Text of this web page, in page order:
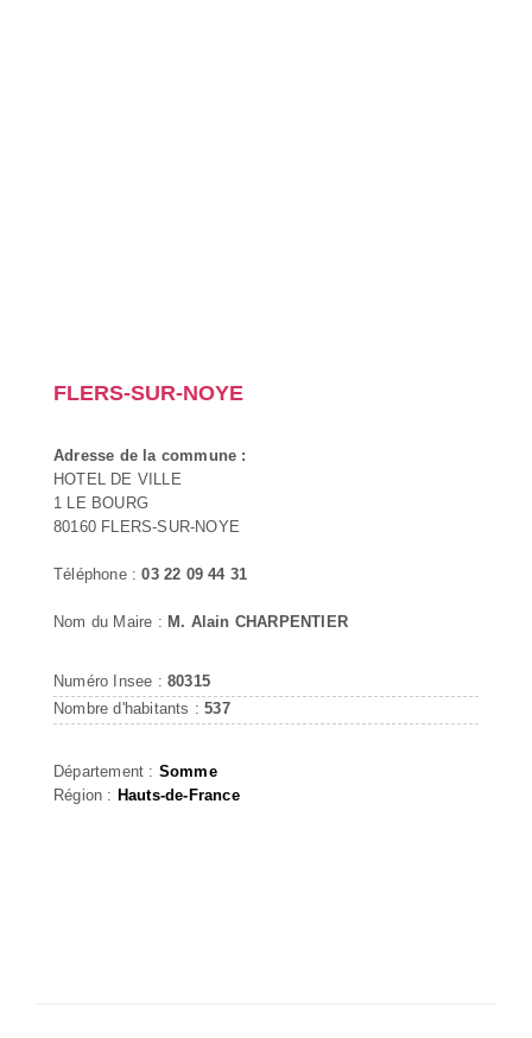
FLERS-SUR-NOYE
Adresse de la commune :
HOTEL DE VILLE
1 LE BOURG
80160 FLERS-SUR-NOYE
Téléphone :03 22 09 44 31
Nom du Maire : M. Alain CHARPENTIER
Numéro Insee : 80315
Nombre d'habitants :537
Département : Somme
Région : Hauts-de-France